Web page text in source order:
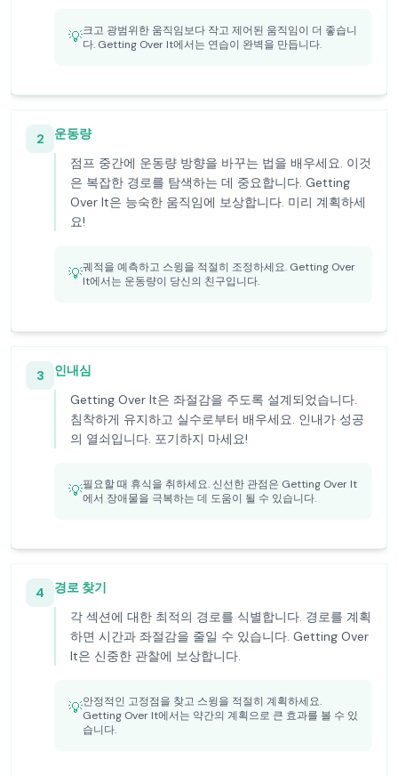
💡크고 광범위한 움직임보다 작고 제어된 움직임이 더 좋습니
다. Getting Over It에서는 연습이 완벽을 만듭니다.
2
운동량
점프 중간에 운동량 방향을 바꾸는 법을 배우세요. 이것
은 복잡한 경로를 탐색하는 데 중요합니다. Getting
Over It은 능숙한 움직임에 보상합니다. 미리 계획하세
요!
💡궤적을 예측하고 스윙을 적절히 조정하세요. Getting Over
It에서는 운동량이 당신의 친구입니다.
3
인내심
Getting Over It은 좌절감을 주도록 설계되었습니다.
침착하게 유지하고 실수로부터 배우세요. 인내가 성공
의 열쇠입니다. 포기하지 마세요!
💡필요할 때 휴식을 취하세요. 신선한 관점은 Getting Over It
에서 장애물을 극복하는 데 도움이 될 수 있습니다.
4
경로 찾기
각 섹션에 대한 최적의 경로를 식별합니다. 경로를 계획
하면 시간과 좌절감을 줄일 수 있습니다. Getting Over
It은 신중한 관찰에 보상합니다.
💡안정적인 고정점을 찾고 스윙을 적절히 계획하세요.
Getting Over It에서는 약간의 계획으로 큰 효과를 볼 수 있
습니다.